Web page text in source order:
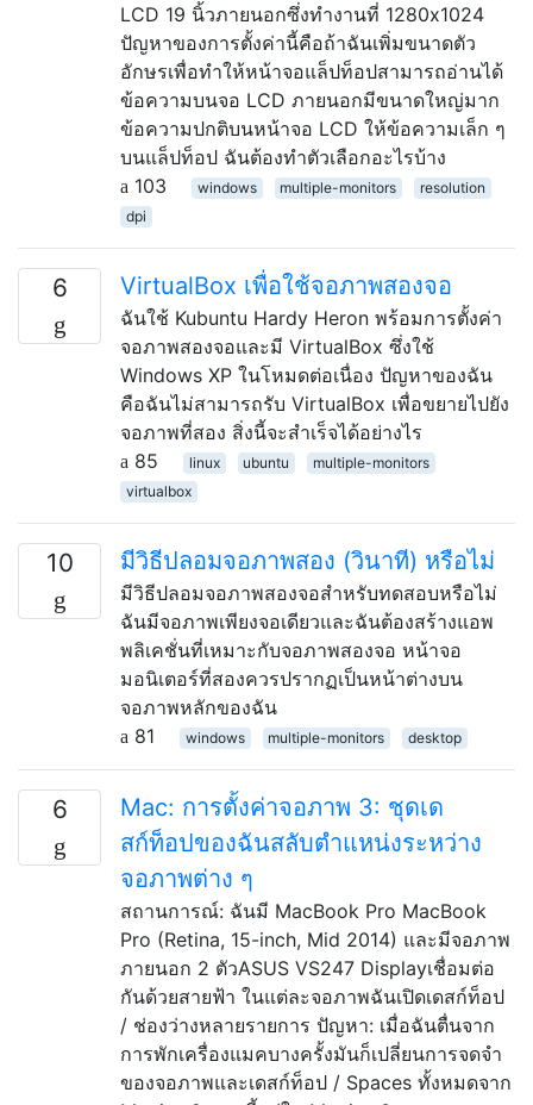
LCD 19 นิ้วภายนอกซึ่งทำงานที่ 1280x1024
ปัญหาของการตั้งค่านี้คือถ้าฉันเพิ่มขนาดตัว
อักษรเพื่อทำให้หน้าจอแล็ปท็อปสามารถอ่านได้
ข้อความบนจอ LCD ภายนอกมีขนาดใหญ่มาก
ข้อความปกติบนหน้าจอ LCD ให้ข้อความเล็ก ๆ
บนแล็ปท็อป ฉันต้องทำตัวเลือกอะไรบ้าง
103
windows multiple-monitors
resolution
dpi
6 VirtualBox เพื่อใช้จอภาพสองจอ
ฉันใช้ Kubuntu Hardy Heron พร้อมการตั้งค่า
จอภาพสองจอและมี VirtualBox ซึ่งใช้
Windows XP ในโหมดต่อเนื่อง ปัญหาของฉัน
คือฉันไม่สามารถรับ VirtualBox เพื่อขยายไปยัง
จอภาพที่สอง สิ่งนี้จะสำเร็จได้อย่างไร
85
linux ubuntu
multiple-monitors
virtualbox
10 มีวิธีปลอมจอภาพสอง (วินาที) หรือไม่
มีวิธีปลอมจอภาพสองจอสำหรับทดสอบหรือไม่
ฉันมีจอภาพเพียงจอเดียวและฉันต้องสร้างแอพ
พลิเคชั่นที่เหมาะกับจอภาพสองจอ หน้าจอ
มอนิเตอร์ที่สองควรปรากฏเป็นหน้าต่างบน
จอภาพหลักของฉัน
81
windows multiple-monitors desktop
6
Mac: การตั้งค่าจอภาพ 3: ชุดเด
สก์ท็อปของฉันสลับตำแหน่งระหว่าง
จอภาพต่าง ๆ
สถานการณ์: ฉันมี MacBook Pro MacBook
Pro (Retina, 15-inch, Mid 2014) และมีจอภาพ
ภายนอก 2 ตัวASUS VS247 Displayเชื่อมต่อ
กันด้วยสายฟ้า ในแต่ละจอภาพฉันเปิดเดสก์ท็อป
/ ช่องว่างหลายรายการ ปัญหา: เมื่อฉันตื่นจาก
การพักเครื่องแมคบางครั้งมันก็เปลี่ยนการจดจำ
ของจอภาพและเดสก์ท็อป / Spaces ทั้งหมดจาก